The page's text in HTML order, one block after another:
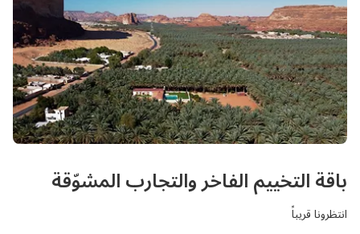
باقة التخييم الفاخر والتجارب المشوّقة
انتظرونا قريباً